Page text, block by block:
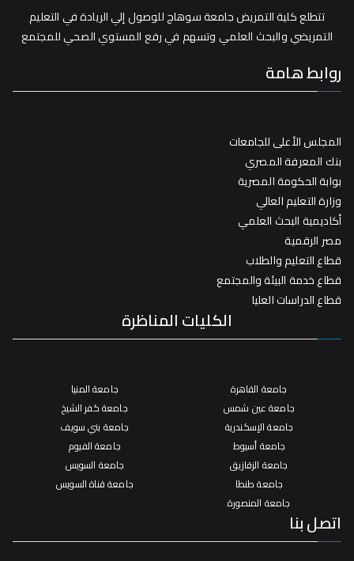
تتطلع كلية التمريض جامعة سوهاج للوصول إلي الريادة في التعليم
التمريضي والبحث العلمي وتسهم في رفع المستوي الصحي للمجتمع
روابط هامة
المجلس الأعلى للجامعات
بنك المعرفة المصري
بوابة الحكومة المصرية
وزارة التعليم العالي
أكاديمية البحث العلمي
مصر الرقمية
قطاع التعليم والطلاب
قطاع خدمة البيئة والمجتمع
قطاع الدراسات العليا
الكليات المناظرة
جامعة القاهرة
جامعة عين شمس
جامعة الإسكندرية
جامعة أسيوط
جامعة الزقازيق
جامعة طنطا
جامعة المنصورة
جامعة المنيا
جامعة كفر الشيخ
جامعة بني سويف
جامعة الفيوم
جامعة السويس
جامعة قناة السويس
اتصل بنا